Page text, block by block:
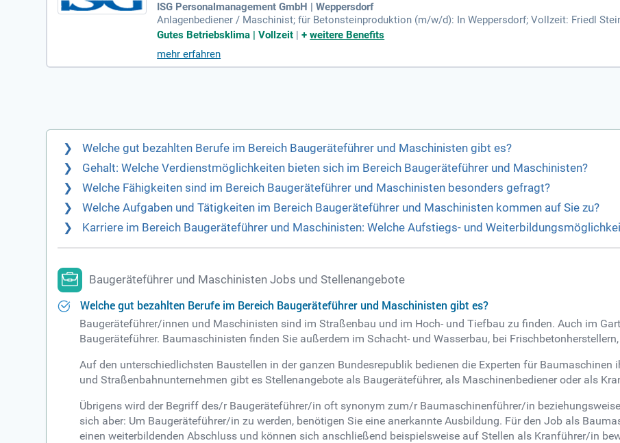
ISG Personalmanagement GmbH | Weppersdorf
Anlagenbediener / Maschinist; für Betonsteinproduktion (m/w/d): In Weppersdorf; Vollzeit: Friedl
erlich wachsendes Familienunternehmen im mittleren Burgenland.
Gutes Betriebsklima | Vollzeit |+weitere Benefits
mehr erfahren
Welche gut bezahlten Berufe im Bereich Baugeräteführer und Maschinisten gibt es?
Gehalt: Welche Verdienstmöglichkeiten bieten sich im Bereich Baugeräteführer und Maschinisten?
Welche Fähigkeiten sind im Bereich Baugeräteführer und Maschinisten besonders gefragt?
Welche Aufgaben und Tätigkeiten im Bereich Baugeräteführer und Maschinisten kommen auf Sie zu?
Karriere im Bereich Baugeräteführer und Maschinisten: Welche Aufstiegs- und
Baugeräteführer und Maschinisten Jobs und Stellenangebote
Welche gut bezahlten Berufe im Bereich Baugeräteführer und Maschinisten gibt es?
Baugeräteführer/innen und Maschinisten sind im Straßenbau und im Hoch- und Tiefbau zu finden. Auch im
Baugeräteführer. Baumaschinisten finden Sie außerdem im Schacht- und Wasserbau, bei
Auf den unterschiedlichsten Baustellen in der ganzen Bundesrepublik bedienen die Experten für Baumaschinen
und Straßenbahnunternehmen gibt es Stellenangebote als Baugeräteführer, als Maschinenbediener oder als
Übrigens wird der Begriff des/r Baugeräteführer/in oft synonym zum/r Baumaschinenführer/in
sich aber: Um Baugeräteführer/in zu werden, benötigen Sie eine anerkannte Ausbildung. Für den Job als
einen weiterbildenden Abschluss und können sich anschließend beispielsweise auf Stellen als Kranführer/in